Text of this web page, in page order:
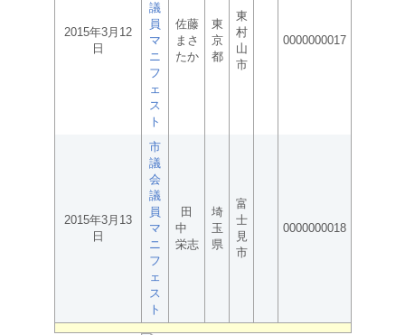
2015年3月12
日
議
員
マ
ニ
フ
ェ
ス
ト
佐藤
まさ
たか
東
京
都
東
村
山
市
0000000017
2015年3月13
日
市
議
会
議
員
マ
ニ
フ
ェ
ス
ト
田
中
栄志
埼
玉
県
富
士
見
市
0000000018